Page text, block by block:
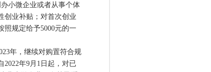
小微企业或者从事个体
创业补贴；对首次创业
照规定给予5000元的一
年，继续对购置符合规
年9月1日起，对已